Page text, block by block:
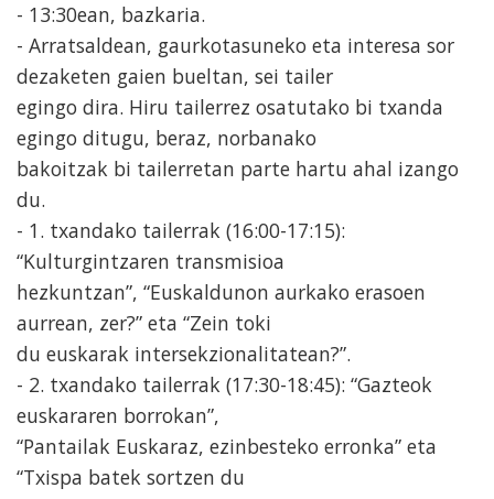
- 13:30ean, bazkaria.
- Arratsaldean, gaurkotasuneko eta interesa sor
dezaketen gaien bueltan, sei tailer
egingo dira. Hiru tailerrez osatutako bi txanda
egingo ditugu, beraz, norbanako
bakoitzak bi tailerretan parte hartu ahal izango
du.
- 1. txandako tailerrak (16:00-17:15):
“Kulturgintzaren transmisioa
hezkuntzan”, “Euskaldunon aurkako erasoen
aurrean, zer?” eta “Zein toki
du euskarak intersekzionalitatean?”.
- 2. txandako tailerrak (17:30-18:45): “Gazteok
euskararen borrokan”,
“Pantailak Euskaraz, ezinbesteko erronka” eta
“Txispa batek sortzen du